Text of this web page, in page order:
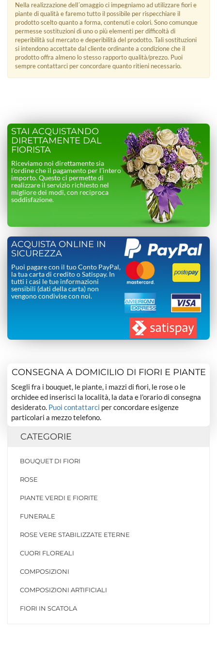
Nella realizzazione dell´omaggio ci impegniamo ad utilizzare fiori e
piante di qualità e faremo tutto il possibile per rispecchiare il
prodotto scelto quanto a forma, contenuti e colori. Sono comunque
permesse sostituzioni di uno o più elementi per difficoltà di
reperibilità sul mercato e deperibilità del prodotto. Tali sostituzioni
si intendono accettate dal cliente ordinante a condizione che il
prodotto offra almeno lo stesso rapporto qualità/prezzo. Puoi
sempre contattarci per concordare quanto ritieni necessario.
STAI ACQUISTANDO
DIRETTAMENTE DAL
FIORISTA
Riceviamo noi direttamente sia
l’ordine che il pagamento per l’intero
importo. Questo ci permette di
realizzare il servizio richiesto nel
migliore dei modi, con reciproca
soddisfazione.
ACQUISTA ONLINE IN
SICUREZZA
Puoi pagare con il tuo Conto PayPal,
la tua carta di credito o Satispay. In
tutti i casi le tue informazioni
sensibili (dati della carta) non
vengono condivise con noi.
CONSEGNA A DOMICILIO DI FIORI E PIANTE
Scegli fra i bouquet, le piante, i mazzi di fiori, le rose o le
orchidee ed inserisci la località, la data e l’orario di consegna
desiderato. Puoi contattarci per concordare esigenze
particolari a mezzo telefono.
CATEGORIE
BOUQUET DI FIORI
ROSE
PIANTE VERDI E FIORITE
FUNERALE
ROSE VERE STABILIZZATE ETERNE
CUORI FLOREALI
COMPOSIZIONI
COMPOSIZIONI ARTIFICIALI
FIORI IN SCATOLA